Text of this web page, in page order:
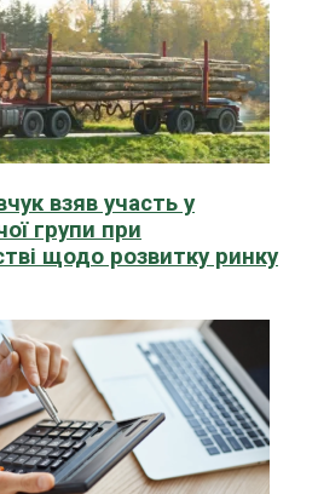
взяв участь у
групи при
щодо розвитку ринку